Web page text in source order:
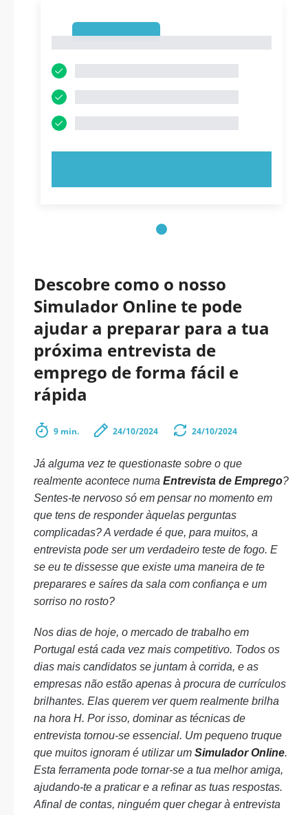
Descobre como o nosso
Simulador Online te pode
ajudar a preparar para a tua
próxima entrevista de
emprego de forma fácil e
rápida
9 min. 24/10/2024 24/10/2024
Já alguma vez te questionaste sobre o que
realmente acontece numa Entrevista de Emprego?
Sentes-te nervoso só em pensar no momento em
que tens de responder àquelas perguntas
complicadas? A verdade é que, para muitos, a
entrevista pode ser um verdadeiro teste de fogo. E
se eu te dissesse que existe uma maneira de te
preparares e saíres da sala com confiança e um
sorriso no rosto?
Nos dias de hoje, o mercado de trabalho em
Portugal está cada vez mais competitivo. Todos os
dias mais candidatos se juntam à corrida, e as
empresas não estão apenas à procura de currículos
brilhantes. Elas querem ver quem realmente brilha
na hora H. Por isso, dominar as técnicas de
entrevista tornou-se essencial. Um pequeno truque
que muitos ignoram é utilizar um Simulador Online.
Esta ferramenta pode tornar-se a tua melhor amiga,
ajudando-te a praticar e a refinar as tuas respostas.
Afinal de contas, ninguém quer chegar à entrevista